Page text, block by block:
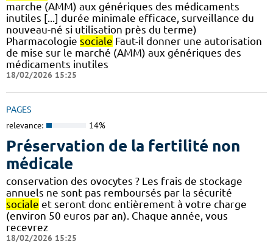
marche (AMM) aux génériques des médicaments
inutiles [...] durée minimale efficace, surveillance du
nouveau-né si utilisation près du terme)
Pharmacologie sociale Faut-il donner une autorisation
de mise sur le marché (AMM) aux génériques des
médicaments inutiles
18/02/2026 15:25
PAGES
relevance: 14%
Préservation de la fertilité non
médicale
conservation des ovocytes ? Les frais de stockage
annuels ne sont pas remboursés par la sécurité
sociale et seront donc entièrement à votre charge
(environ 50 euros par an). Chaque année, vous
recevrez
18/02/2026 15:25